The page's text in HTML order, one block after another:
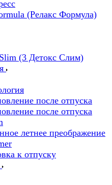
(Релакс Формула)
(3 Детокс Слим)
после отпуска
после отпуска
летнее преображение
к отпуску